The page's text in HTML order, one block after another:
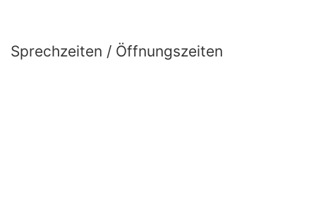
Sprechzeiten / Öffnungszeiten